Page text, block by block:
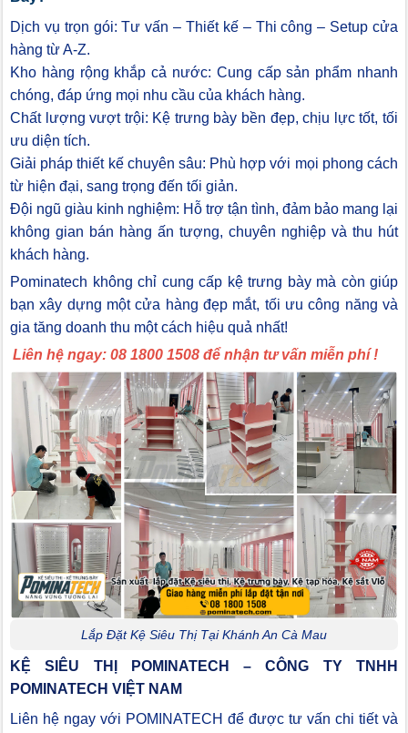
Dịch vụ trọn gói: Tư vấn – Thiết kế – Thi công – Setup cửa
hàng từ A-Z.
Kho hàng rộng khắp cả nước: Cung cấp sản phẩm nhanh
chóng, đáp ứng mọi nhu cầu của khách hàng.
Chất lượng vượt trội: Kệ trưng bày bền đẹp, chịu lực tốt, tối
ưu diện tích.
Giải pháp thiết kế chuyên sâu: Phù hợp với mọi phong cách
từ hiện đại, sang trọng đến tối giản.
Đội ngũ giàu kinh nghiệm: Hỗ trợ tận tình, đảm bảo mang lại
không gian bán hàng ấn tượng, chuyên nghiệp và thu hút
khách hàng.
Pominatech không chỉ cung cấp kệ trưng bày mà còn giúp
bạn xây dựng một cửa hàng đẹp mắt, tối ưu công năng và
gia tăng doanh thu một cách hiệu quả nhất!
Liên hệ ngay: 08 1800 1508 để nhận tư vấn miễn phí !
Lắp Đặt Kệ Siêu Thị Tại Khánh An Cà Mau
KỆ SIÊU THỊ POMINATECH – CÔNG TY TNHH
POMINATECH VIỆT NAM
Liên hệ ngay với POMINATECH để được tư vấn chi tiết và